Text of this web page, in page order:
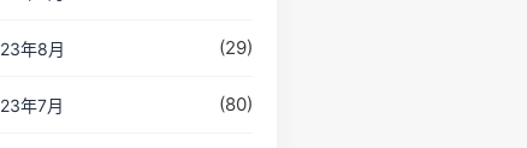
年8月 (29)
年7月 (80)